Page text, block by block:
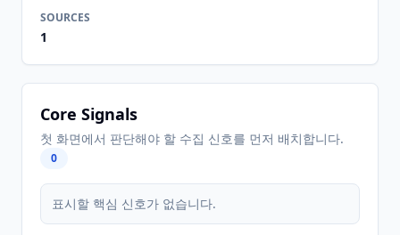
SOURCES
1
Core Signals
첫 화면에서 판단해야 할 수집 신호를 먼저 배치합니다.
0
표시할 핵심 신호가 없습니다.